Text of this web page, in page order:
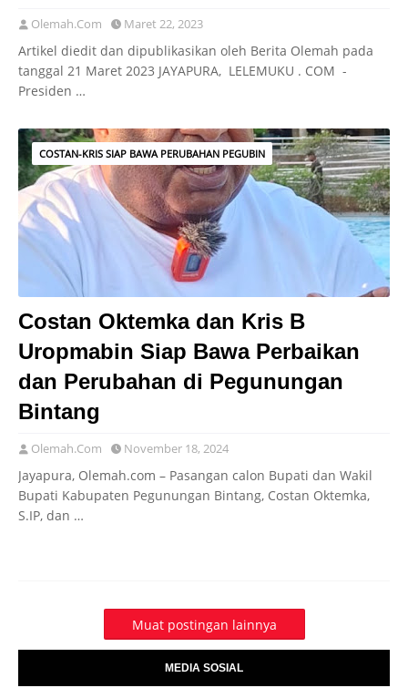
Olemah.Com Maret 22, 2023
Artikel diedit dan dipublikasikan oleh Berita Olemah pada
tanggal 21 Maret 2023 JAYAPURA, LELEMUKU . COM -
Presiden …
COSTAN-KRIS SIAP BAWA PERUBAHAN PEGUBIN
Costan Oktemka dan Kris B
Uropmabin Siap Bawa Perbaikan
dan Perubahan di Pegunungan
Bintang
Olemah.Com November 18, 2024
Jayapura, Olemah.com – Pasangan calon Bupati dan Wakil
Bupati Kabupaten Pegunungan Bintang, Costan Oktemka,
S.IP, dan …
Muat postingan lainnya
MEDIA SOSIAL